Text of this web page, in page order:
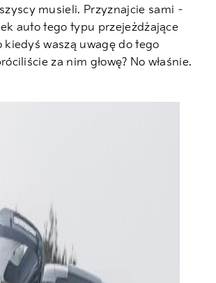
musieli. Przyznajcie sami –
auto tego typu przejeżdżające
kiedyś waszą uwagę do tego
za nim głowę? No właśnie.